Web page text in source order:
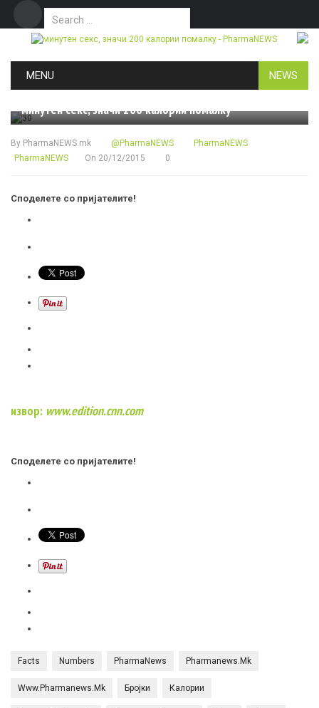
Search for:
MENU NEWS
БРОЈКИ & ФАКТИ
минутен секс, значи 200 калории помалку
By PharmaNEWS.mk @PharmaNEWS
PharmaNEWS
PharmaNEWS
On 20/12/2015 0
Споделете со пријателите!
извор: www.edition.cnn.com
Споделете со пријателите!
Facts Numbers PharmaNews Pharmanews.mk
Www.pharmanews.mk Бројки Калории